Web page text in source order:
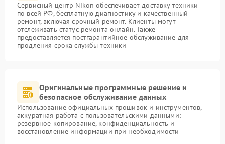
Сервисный центр Nikon обеспечивает доставку техники
по всей РФ, бесплатную диагностику и качественный
ремонт, включая срочный ремонт. Клиенты могут
отслеживать статус ремонта онлайн. Также
предоставляется постгарантийное обслуживание для
продления срока службы техники
Оригинальные программные решение и
безопасное обслуживание данных
Использование официальных прошивок и инструментов,
аккуратная работа с пользовательскими данными:
резервное копирование, конфиденциальность и
восстановление информации при необходимости